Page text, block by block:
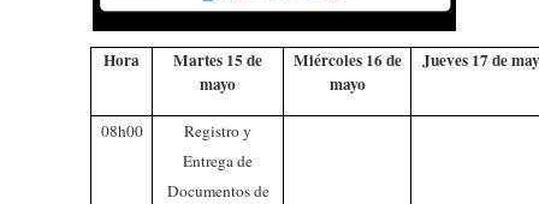
Hora
Martes 15 de
mayo
Miércoles 16 de
mayo
Jueves 17 de
08h00
Registro y
Entrega de
Documentos de